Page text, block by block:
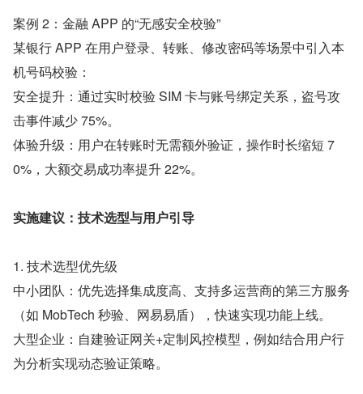
案例 2：金融 APP 的“无感安全校验”
某银行 APP 在用户登录、转账、修改密码等场景中引入本
机号码校验：
安全提升：通过实时校验 SIM 卡与账号绑定关系，盗号攻
击事件减少 75%。
体验升级：用户在转账时无需额外验证，操作时长缩短 7
0%，大额交易成功率提升 22%。
实施建议：技术选型与用户引导
1. 技术选型优先级
中小团队：优先选择集成度高、支持多运营商的第三方服务
（如 MobTech 秒验、网易易盾），快速实现功能上线。
大型企业：自建验证网关+定制风控模型，例如结合用户行
为分析实现动态验证策略。